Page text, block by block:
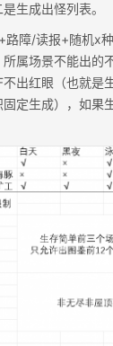
生成出怪列表。
障/读报+随机x
属场景不能出的
出红眼（也就是
定生成），如果